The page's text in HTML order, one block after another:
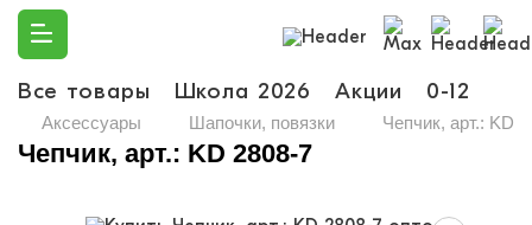
Все товары Школа 2026 Акции 0-12
Аксессуары Шапочки, повязки Чепчик, арт.: KD
Чепчик, арт.: KD 2808-7